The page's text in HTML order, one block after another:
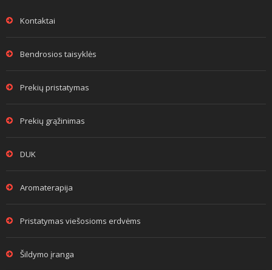
Kontaktai
Bendrosios taisyklės
Prekių pristatymas
Prekių grąžinimas
DUK
Aromaterapija
Pristatymas viešosioms erdvėms
Šildymo įranga